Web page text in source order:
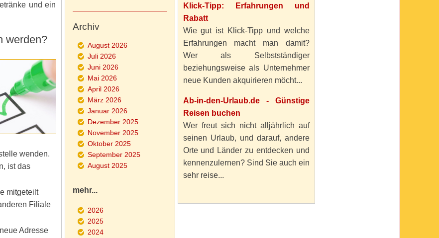
und ein
werden?
wenden.
ist das
mitgeteilt
Filiale
Adresse
Klick-Tipp: Erfahrungen und
Rabatt
Wie gut ist Klick-Tipp und welche
Erfahrungen macht man damit?
Wer als Selbstständiger
beziehungsweise als Unternehmer
neue Kunden akquirieren möcht...
Ab-in-den-Urlaub.de - Günstige
Reisen buchen
Wer freut sich nicht alljährlich auf
seinen Urlaub, und darauf, andere
Orte und Länder zu entdecken und
kennenzulernen? Sind Sie auch ein
sehr reise...
Archiv
August 2026
Juli 2026
Juni 2026
Mai 2026
April 2026
März 2026
Januar 2026
Dezember 2025
November 2025
Oktober 2025
September 2025
August 2025
mehr...
2026
2025
2024